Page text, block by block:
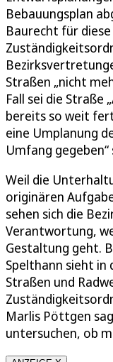
Bebauungsplan
Baurecht für
Straßen „nicht
Fall sei die Straße
bereits so weit
eine Umplanung
Umfang gegeben“
Weil die
originären
sehen sich die
Verantwortung,
Gestaltung geht.
Spelthann sieht
Straßen und
Marlis Pöttgen
untersuchen, ob